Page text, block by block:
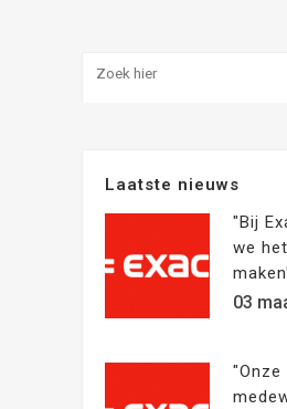
Laatste nieuws
"Bij
we
03
"Onze